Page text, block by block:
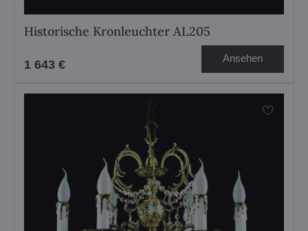
Historische Kronleuchter AL205
1 643 € Ansehen